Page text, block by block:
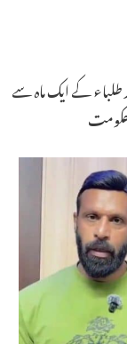
طلباء کے ایک ماہ سے
حکومت